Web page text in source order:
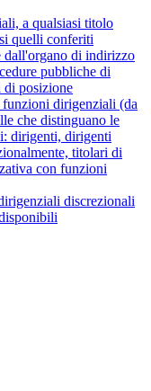
a qualsiasi titolo
quelli conferiti
dall'organo di indirizzo
pubbliche di
di posizione
dirigenziali (da
che distinguano le
dirigenti, dirigenti
titolari di
con funzioni
discrezionali